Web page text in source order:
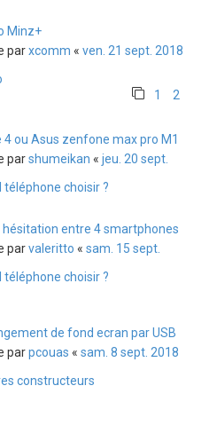
Minz+
parxcomm « ven. 21 sept. 2018
1 2
ou Asus zenfone max pro M1
parshumeikan « jeu. 20 sept.
téléphone choisir ?
hésitation entre 4 smartphones
parvaleritto « sam. 15 sept.
téléphone choisir ?
de fond ecran par USB
parpcouas « sam. 8 sept. 2018
constructeurs